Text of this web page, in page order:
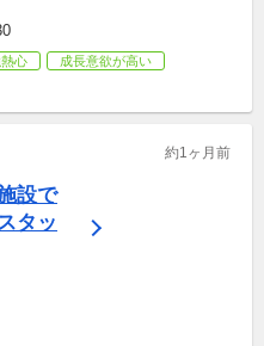
心
成長意欲が高い
約1ヶ月前
設で
タッ